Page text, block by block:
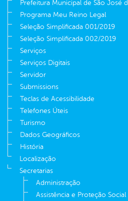
Prefeitura Municipal de São José
Programa Meu Reino Legal
Seleção Simplificada 001/2019
Seleção Simplificada 002/2019
Serviços
Serviços Digitais
Servidor
Submissions
Teclas de Acessibilidade
Telefones Úteis
Turismo
Dados Geográficos
História
Localização
Secretarias
Administração
Assistência e Proteção Social